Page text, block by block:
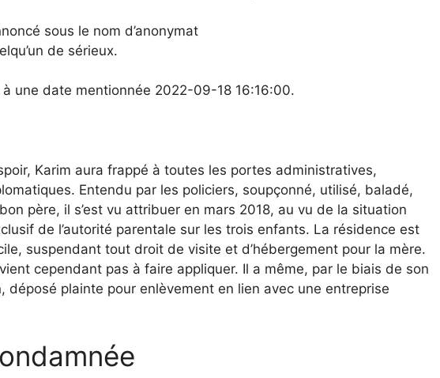
sous le nom d’anonymat
de sérieux.
à une date mentionnée 2022-09-18 16:16:00.
Karim aura frappé à toutes les portes administratives,
Entendu par les policiers, soupçonné, utilisé, baladé,
père, il s’est vu attribuer en mars 2018, au vu de la situation
de l’autorité parentale sur les trois enfants. La résidence est
suspendant tout droit de visite et d’hébergement pour la mère.
cependant pas à faire appliquer. Il a même, par le biais de son
déposé plainte pour enlèvement en lien avec une entreprise